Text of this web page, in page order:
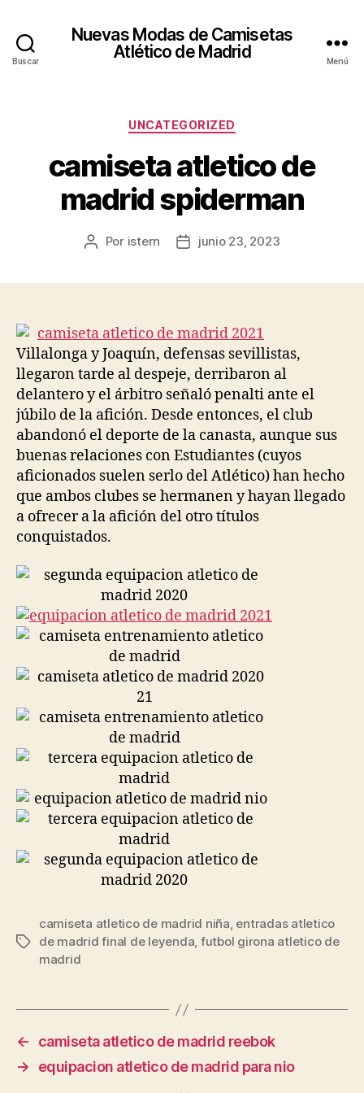
Buscar
Nuevas Modas de Camisetas
Atlético de Madrid
Menú
Categorías
UNCATEGORIZED
camiseta atletico de
madrid spiderman
Autor
Por istern
Fechajunio 23, 2023
Villalonga y Joaquín, defensas sevillistas,
llegaron tarde al despeje, derribaron al
delantero y el árbitro señaló penalti ante el
júbilo de la afición. Desde entonces, el club
abandonó el deporte de la canasta, aunque sus
buenas relaciones con Estudiantes (cuyos
aficionados suelen serlo del Atlético) han hecho
que ambos clubes se hermanen y hayan llegado
a ofrecer a la afición del otro títulos
conquistados.
Etiquetas
camiseta atletico de madrid niña, entradas atletico
de madrid final de leyenda, futbol girona atletico de
madrid
←
camiseta atletico de madrid reebok
→
equipacion atletico de madrid para nio